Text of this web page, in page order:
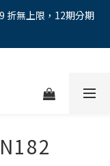
折無上限，12期分期
折無上限，12期分期
門市配鏡享限時體驗